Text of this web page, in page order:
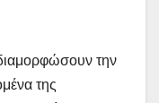
την
της